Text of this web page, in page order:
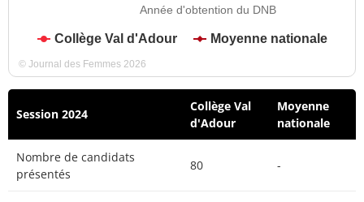
Année d'obtention du DNB
Collège Val d'Adour Moyenne nationale
© Journal des Femmes 2026
Session 2024
Collège Val
d'Adour
Moyenne
nationale
Nombre de candidats
présentés
80 -